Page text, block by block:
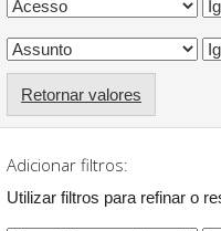
Retornar valores
Adicionar filtros:
Utilizar filtros para refinar o